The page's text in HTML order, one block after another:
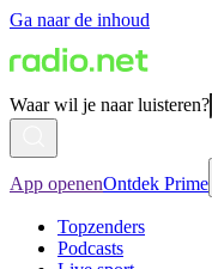
Ga naar de inhoud
Waar wil je naar luisteren?
App openenOntdek Prime
Topzenders
Podcasts